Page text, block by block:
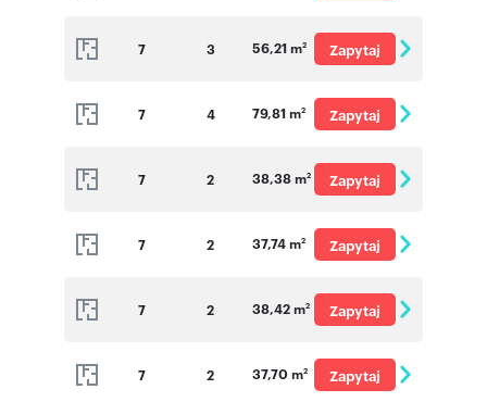
7 3 56,21 m2
Zapytaj
7 4 79,81 m2
Zapytaj
7 2 38,38 m2
Zapytaj
7 2 37,74 m2
Zapytaj
7 2 38,42 m2
Zapytaj
7 2 37,70 m2
Zapytaj